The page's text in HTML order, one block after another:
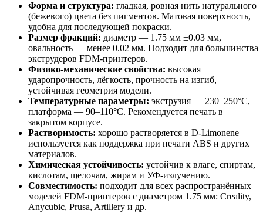
Форма и структура: гладкая, ровная нить натурального
(бежевого) цвета без пигментов. Матовая поверхность,
удобна для последующей покраски.
Размер фракций: диаметр — 1.75 мм ±0.03 мм,
овальность — менее 0.02 мм. Подходит для большинства
экструдеров FDM-принтеров.
Физико-механические свойства: высокая
ударопрочность, лёгкость, прочность на изгиб,
устойчивая геометрия модели.
Температурные параметры: экструзия — 230–250°C,
платформа — 90–110°C. Рекомендуется печать в
закрытом корпусе.
Растворимость: хорошо растворяется в D-Limonene —
используется как поддержка при печати ABS и других
материалов.
Химическая устойчивость: устойчив к влаге, спиртам,
кислотам, щелочам, жирам и УФ-излучению.
Совместимость: подходит для всех распространённых
моделей FDM-принтеров с диаметром 1.75 мм: Creality,
Anycubic, Prusa, Artillery и др.